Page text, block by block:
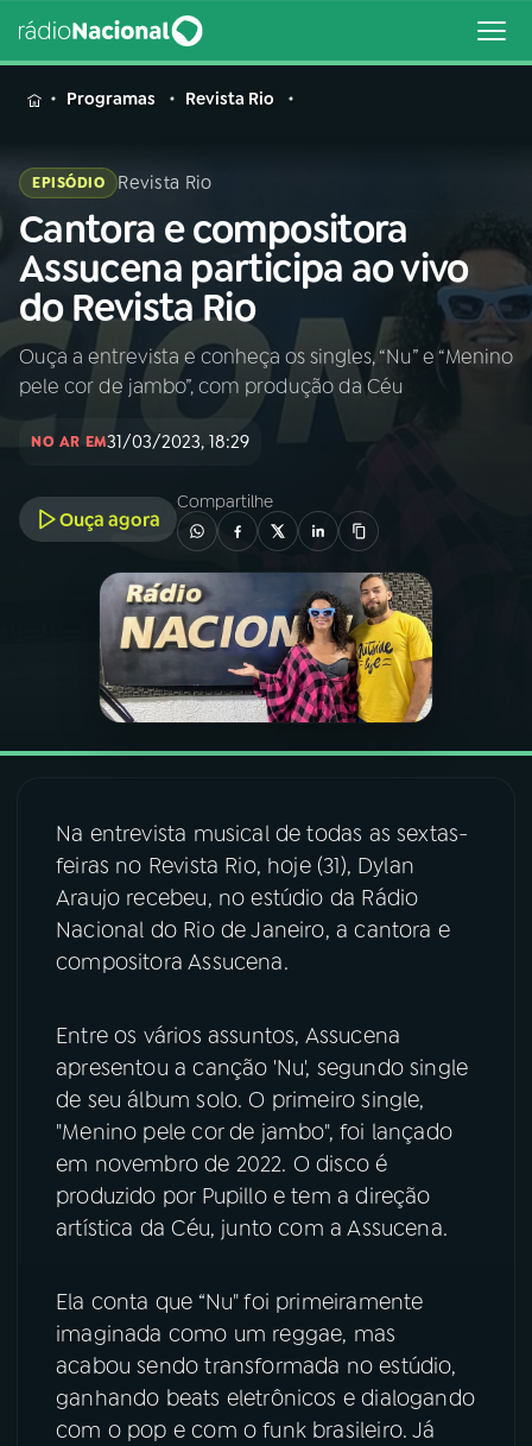
MENU
Buscar
na
Rádio
Nacional
Buscar
AO VIVO
INÍCIO
A RÁDIO
PROGRAMAÇÃO
PROGRAMAS
PODCASTS
VIDEOCASTS
07ÚLTIMAS
ACOMPANHE A RÁDIO NACIONAL
YouTube Facebook
Instagram X
TikTok
Programas Revista Rio
EPISÓDIO Revista Rio
Cantora e compositora
Assucena participa ao vivo
do Revista Rio
Ouça a entrevista e conheça os singles, “Nu” e “Menino
pele cor de jambo”, com produção da Céu
NO AR EM31/03/2023, 18:29
Ouça agora
Compartilhe
Na entrevista musical de todas as sextas-
feiras no Revista Rio, hoje (31), Dylan
Araujo recebeu, no estúdio da Rádio
Nacional do Rio de Janeiro, a cantora e
compositora Assucena.
Entre os vários assuntos, Assucena
apresentou a canção 'Nu', segundo single
de seu álbum solo. O primeiro single,
"Menino pele cor de jambo", foi lançado
em novembro de 2022. O disco é
produzido por Pupillo e tem a direção
artística da Céu, junto com a Assucena.
Ela conta que “Nu" foi primeiramente
imaginada como um reggae, mas
acabou sendo transformada no estúdio,
ganhando beats eletrônicos e dialogando
com o pop e com o funk brasileiro. Já